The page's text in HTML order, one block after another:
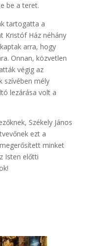
be a teret.
tartogatta a
Kristóf Ház néhány
arra, hogy
Onnan, közvetlen
végig az
szívében mély
lezárása volt a
Székely János
ezt a
minket
Isten előtti